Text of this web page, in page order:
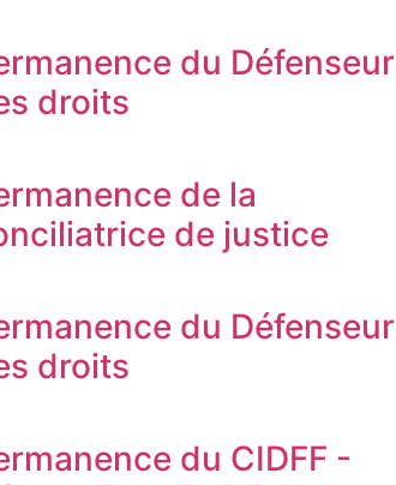
du Défenseur
droits
de la
de justice
du Défenseur
droits
du CIDFF -